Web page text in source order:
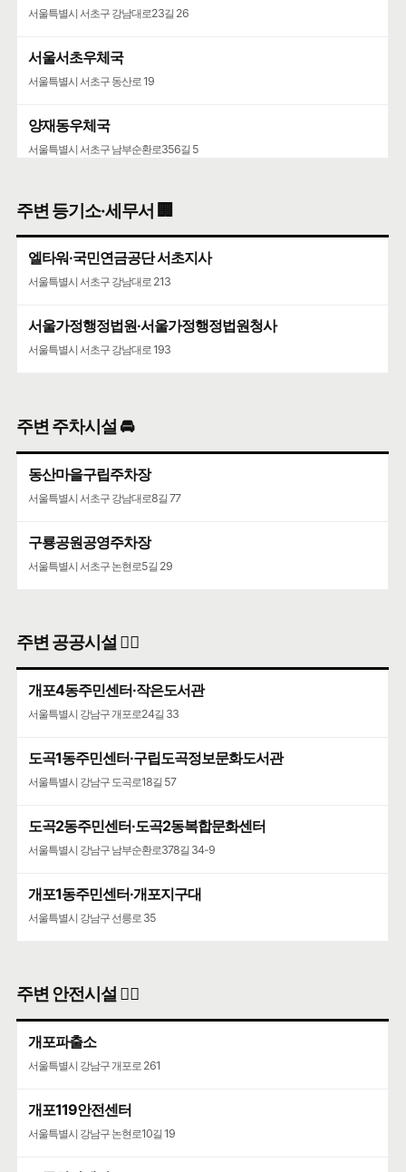
서울특별시 서초구 강남대로23길 26
서울서초우체국
서울특별시 서초구 동산로 19
양재동우체국
서울특별시 서초구 남부순환로356길 5
서울특별시 서초구 강남대로 193
주변 등기소·세무서 🏢
엘타워·국민연금공단 서초지사
서울특별시 서초구 강남대로 213
서울가정행정법원·서울가정행정법원청사
서울특별시 서초구 강남대로 193
주변 주차시설 🚘
동산마을구립주차장
서울특별시 서초구 강남대로8길 77
구룡공원공영주차장
서울특별시 서초구 논현로5길 29
주변 공공시설 👨‍✈️
개포4동주민센터·작은도서관
서울특별시 강남구 개포로24길 33
도곡1동주민센터·구립도곡정보문화도서관
서울특별시 강남구 도곡로18길 57
도곡2동주민센터·도곡2동복합문화센터
서울특별시 강남구 남부순환로378길 34-9
개포1동주민센터·개포지구대
서울특별시 강남구 선릉로 35
주변 안전시설 👮‍♀️
개포파출소
서울특별시 강남구 개포로 261
개포119안전센터
서울특별시 강남구 논현로10길 19